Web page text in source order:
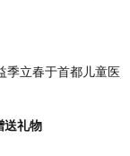
送礼物